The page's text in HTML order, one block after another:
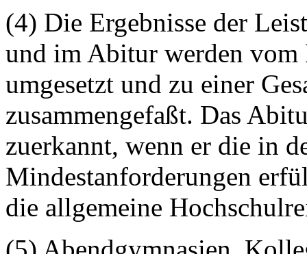
(4) Die Ergebnisse der
und im Abitur werden vom
umgesetzt und zu einer
zusammengefaßt. Das
zuerkannt, wenn er die in
Mindestanforderungen
die allgemeine